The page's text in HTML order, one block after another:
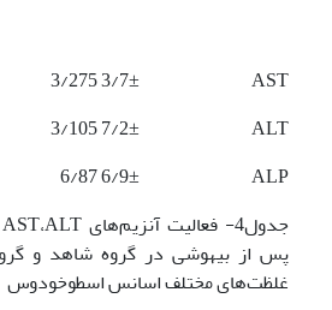
AST
3/7± 3/275
ALT
7/2± 3/105
ALP
6/9± 6/87
پس از بیهوشی در گروه شاهد و
غلظت‌های مختلف اسانس اسطوخودوس